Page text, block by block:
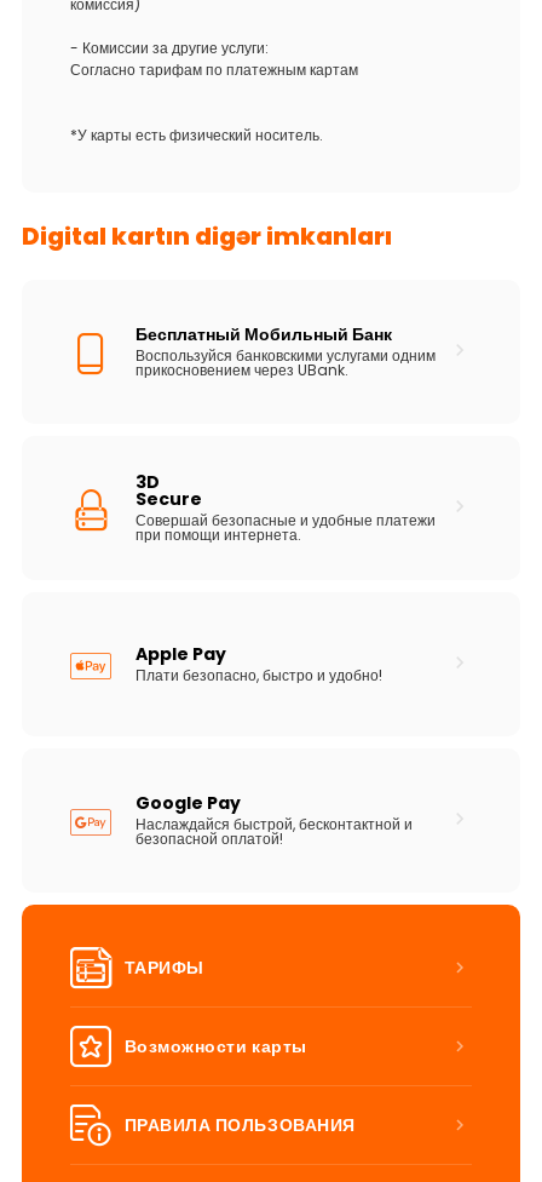
комиссия)
- Комиссии за другие услуги:
Согласно тарифам по платежным картам
*У карты есть физический носитель.
Digital kartın digər imkanları
Бесплатный Мобильный Банк
Воспользуйся банковскими услугами одним
прикосновением через UBank.
3D
Secure
Совершай безопасные и удобные платежи
при помощи интернета.
Apple Pay
Плати безопасно, быстро и удобно!
Google Pay
Наслаждайся быстрой, бесконтактной и
безопасной оплатой!
ТАРИФЫ
Возможности карты
ПРАВИЛА ПОЛЬЗОВАНИЯ